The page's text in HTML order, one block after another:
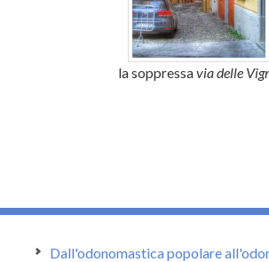
la soppressavia delle
Dall'odonomastica popolare